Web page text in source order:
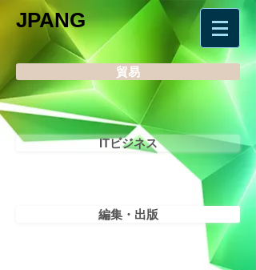
JPANG
貿易
ITビジネス
編集・出版